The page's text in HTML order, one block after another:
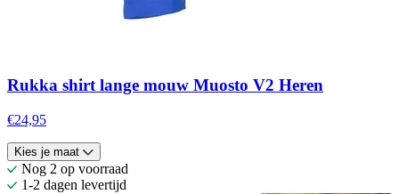
Rukka shirt lange mouw Muosto V2 Heren
€24,95
Kies je maat
Nog 2 op voorraad
1-2 dagen levertijd